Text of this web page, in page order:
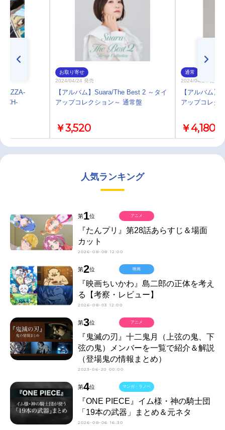
お取り寄せ
2024/04/24 発売
【アルバム】Suara/The Best 2 ～タイ
アップコレクション～ 通常盤
￥3,520
通常
2024/04/24 発売
【アルバム】
アップコレク
￥4,180
人気ランキング
第1位
『たんプリ』第28話あらすじ＆場面
カット
2026-08-08 12:00
アニメ
第2位
『映画ちいかわ』島二郎の正体を考え
る【考察・レビュー】
2026-08-03 12:00
映画
第3位
『鬼滅の刃』十二鬼月（上弦の鬼、下
弦の鬼）メンバーを一覧で紹介＆解説
（登場鬼の情報まとめ）
2023-06-20 00:00
アニメ
第4位
『ONE PIECE』イム様・神の騎士団
「19本の武器」まとめ＆元ネタ
2026-08-06 16:30
マンガ・ラノベ